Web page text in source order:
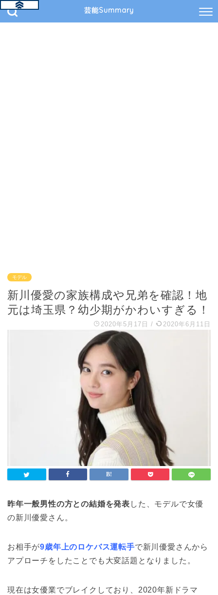
芸能Summary
モデル
新川優愛の家族構成や兄弟を確認！地
元は埼玉県？幼少期がかわいすぎる！
2020年5月17日 / 2020年6月11日
昨年一般男性の方との結婚を発表 した、モデルで女優
の新川優愛さん。
お相手が9歳年上のロケバス運転手で新川優愛さんから
アプローチをしたことでも大変話題となりました。
現在は女優業でブレイクしており、2020年新ドラマ